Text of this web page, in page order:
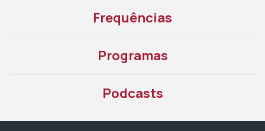
Frequências
Programas
Podcasts